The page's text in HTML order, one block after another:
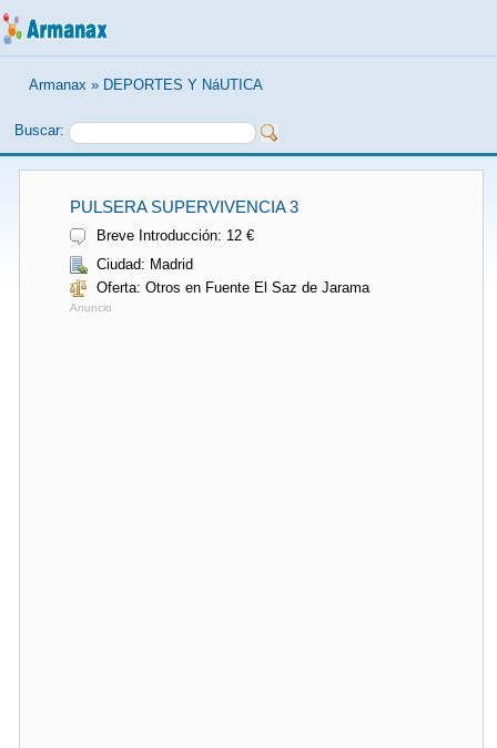
Armanax » DEPORTES Y NáUTICA
Buscar:
PULSERA SUPERVIVENCIA 3
Breve Introducción: 12 €
Ciudad: Madrid
Oferta: Otros en Fuente El Saz de Jarama
Anuncio